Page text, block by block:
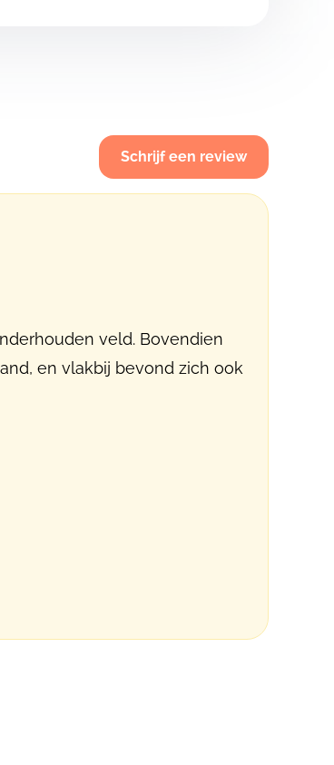
Schrijf een review
veld. Bovendien
en vlakbij bevond zich ook